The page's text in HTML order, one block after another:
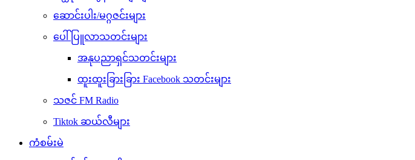
ဆောင်းပါး/မဂ္ဂဇင်းများ
ပေါ်ပြူလာသတင်းများ
အနုပညာရှင်သတင်းများ
ထူးထူးခြားခြား Facebook သတင်းများ
သဇင် FM Radio
Tiktok ဆယ်လီများ
ကံစမ်းမဲ